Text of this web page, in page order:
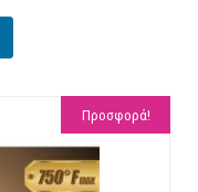
Προσφορά!